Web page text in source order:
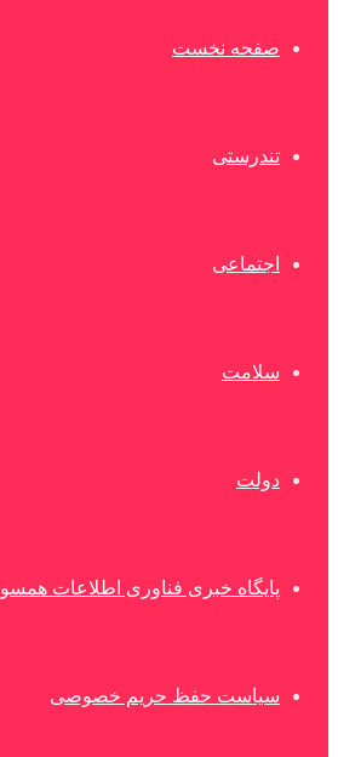
صفحه نخست
تندرستی
اجتماعی
سلامت
دولت
پایگاه خبری فناوری اطلاعات همسو
سیاست حفظ حریم خصوصی